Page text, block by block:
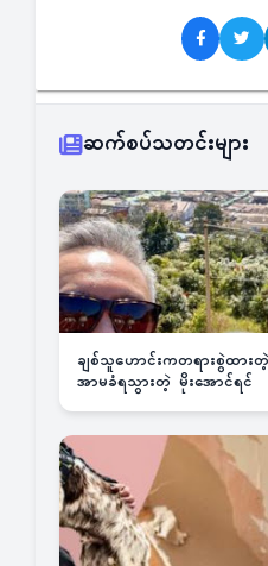
ဆက်စပ်သတင်းများ
ချစ်သူဟောင်းကတရားစွဲထာ
အာမခံရသွားတဲ့ မိုးအောင်ရင်